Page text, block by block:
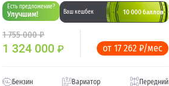
Есть предложение?
Улучшим! Ваш кешбек 10 000 баллов
1 755 000 ₽
1 324 000₽ от 17 262 ₽/мес
Бензин Вариатор Передний